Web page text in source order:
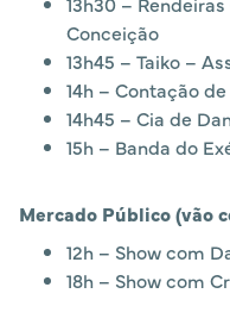
Conceição
13h45 – Taiko –
14h – Contação
14h45 – Cia de
15h – Banda do
Mercado Público (vão
12h – Show com
18h – Show com